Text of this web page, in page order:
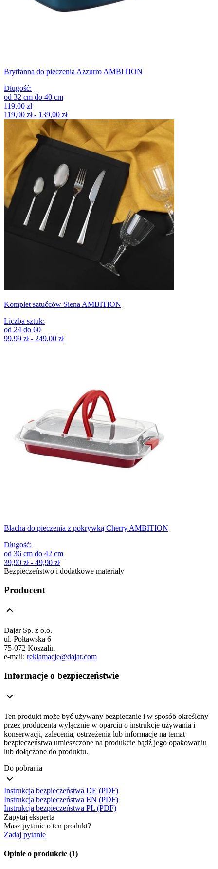
Brytfanna do pieczenia Azzurro AMBITION
Długość:
od 32 cm do 40 cm
119,00 zł
119,00 zł - 139,00 zł
Komplet sztućców Siena AMBITION
Liczba sztuk:
od 24 do 60
99,99 zł - 249,00 zł
Blacha do pieczenia z pokrywką Cherry AMBITION
Długość:
od 36 cm do 42 cm
39,90 zł - 49,90 zł
Bezpieczeństwo i dodatkowe materiały
Producent
Dajar Sp. z o.o.
ul. Połtawska 6
75-072 Koszalin
e-mail: reklamacje@dajar.com
Informacje o bezpieczeństwie
Ten produkt może być używany bezpiecznie i w sposób określony
przez producenta wyłącznie w oparciu o instrukcje używania i
konserwacji, zalecenia, ostrzeżenia lub informacje na temat
bezpieczeństwa umieszczone na produkcie bądź jego opakowaniu
lub dołączone do produktu.
Do pobrania
Instrukcja bezpieczeństwa DE (PDF)
Instrukcja bezpieczeństwa EN (PDF)
Instrukcja bezpieczeństwa PL (PDF)
Zapytaj eksperta
Masz pytanie o ten produkt?
Zadaj pytanie
Opinie o produkcie (1)